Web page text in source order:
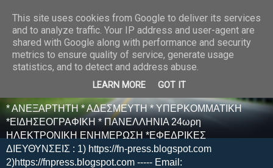
E F E N P R E S S -
ΗΛΕΚΤΡΟΝΙΚΗ
ΕΦΗΜΕΡΙΔΑ
* ΑΝΕΞΑΡΤΗΤΗ * ΑΔΕΣΜΕΥΤΗ * ΥΠΕΡΚΟΜΜΑΤΙΚΗ
*ΕΙΔΗΣΕΟΓΡΑΦΙΚΗ * ΠΑΝΕΛΛΗΝΙΑ 24ωρη
ΗΛΕΚΤΡΟΝΙΚΗ ΕΝΗΜΕΡΩΣΗ *ΕΦΕΔΡΙΚΕΣ
ΔΙΕΥΘΥΝΣΕΙΣ : 1) https://fn-press.blogspot.com
2)https://fnpress.blogspot.com ----- Email:
This site uses cookies from Google to deliver its services
and to analyze traffic. Your IP address and user-agent are
shared with Google along with performance and security
metrics to ensure quality of service, generate usage
statistics, and to detect and address abuse.
LEARN MORE GOT IT